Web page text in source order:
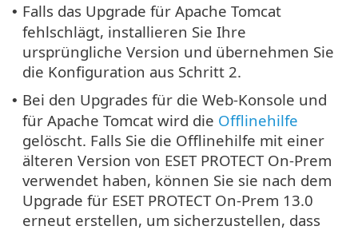
• Falls das Upgrade für Apache Tomcat
fehlschlägt, installieren Sie Ihre
ursprüngliche Version und übernehmen Sie
die Konfiguration aus Schritt 2.
• Bei den Upgrades für die Web-Konsole und
für Apache Tomcat wird die Offlinehilfe
gelöscht. Falls Sie die Offlinehilfe mit einer
älteren Version von ESET PROTECT On-Prem
verwendet haben, können Sie sie nach dem
Upgrade für ESET PROTECT On-Prem 13.0
erneut erstellen, um sicherzustellen, dass